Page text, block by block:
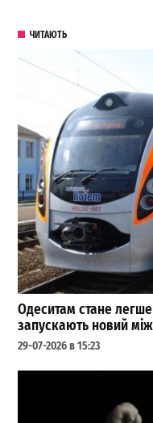
ЧИТАЮТЬ
Одеситам стане
запускають новий
29-07-2026 в 15:23